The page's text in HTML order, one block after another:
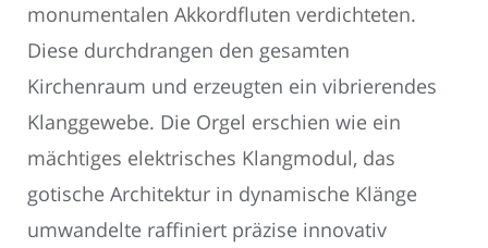
monumentalen Akkordfluten verdichteten.
Diese durchdrangen den gesamten
Kirchenraum und erzeugten ein vibrierendes
Klanggewebe. Die Orgel erschien wie ein
mächtiges elektrisches Klangmodul, das
gotische Architektur in dynamische Klänge
umwandelte raffiniert präzise innovativ